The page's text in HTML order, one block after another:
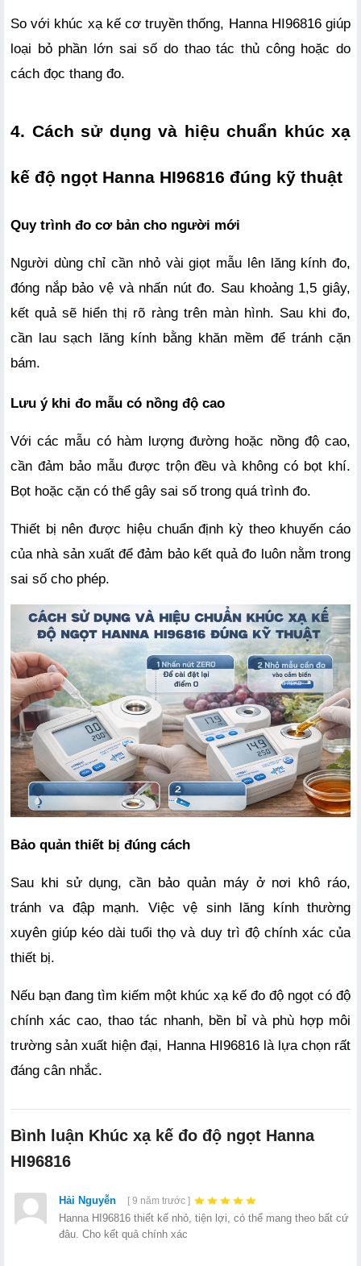
So với khúc xạ kế cơ truyền thống, Hanna HI96816 giúp
loại bỏ phần lớn sai số do thao tác thủ công hoặc do
cách đọc thang đo.
4. Cách sử dụng và hiệu chuẩn khúc xạ
kế độ ngọt Hanna HI96816 đúng kỹ thuật
Quy trình đo cơ bản cho người mới
Người dùng chỉ cần nhỏ vài giọt mẫu lên lăng kính đo,
đóng nắp bảo vệ và nhấn nút đo. Sau khoảng 1,5 giây,
kết quả sẽ hiển thị rõ ràng trên màn hình. Sau khi đo,
cần lau sạch lăng kính bằng khăn mềm để tránh cặn
bám.
Lưu ý khi đo mẫu có nồng độ cao
Với các mẫu có hàm lượng đường hoặc nồng độ cao,
cần đảm bảo mẫu được trộn đều và không có bọt khí.
Bọt hoặc cặn có thể gây sai số trong quá trình đo.
Thiết bị nên được hiệu chuẩn định kỳ theo khuyến cáo
của nhà sản xuất để đảm bảo kết quả đo luôn nằm trong
sai số cho phép.
Bảo quản thiết bị đúng cách
Sau khi sử dụng, cần bảo quản máy ở nơi khô ráo,
tránh va đập mạnh. Việc vệ sinh lăng kính thường
xuyên giúp kéo dài tuổi thọ và duy trì độ chính xác của
thiết bị.
Nếu bạn đang tìm kiếm một khúc xạ kế đo độ ngọt có độ
chính xác cao, thao tác nhanh, bền bỉ và phù hợp môi
trường sản xuất hiện đại, Hanna HI96816 là lựa chọn rất
đáng cân nhắc.
Bình luận Khúc xạ kế đo độ ngọt Hanna
HI96816
Hải Nguyễn [ 9 năm trước ]
Hanna HI96816 thiết kế nhỏ, tiện lợi, có thể mang theo bất cứ
đâu. Cho kết quả chính xác